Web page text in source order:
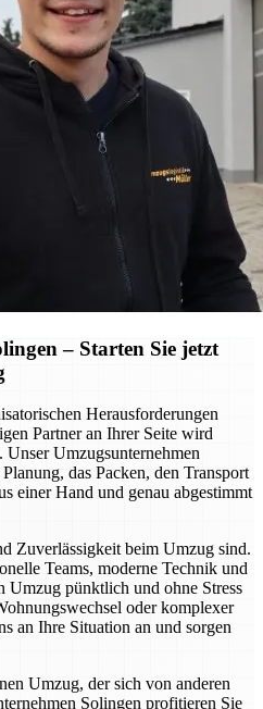
– Starten Sie jetzt
Herausforderungen
Partner an Ihrer Seite wird
Unser Umzugsunternehmen
das Packen, den Transport
einer Hand und genau abgestimmt
Zuverlässigkeit beim Umzug sind.
Teams, moderne Technik und
pünktlich und ohne Stress
oder komplexer
an Ihre Situation an und sorgen
Umzug, der sich von anderen
Solingen profitieren Sie